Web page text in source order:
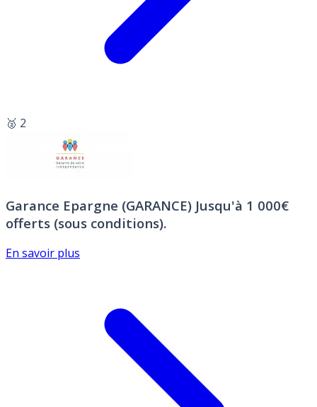
🥈 2
Garance Epargne (GARANCE) Jusqu'à 1 000€
offerts (sous conditions).
En savoir plus